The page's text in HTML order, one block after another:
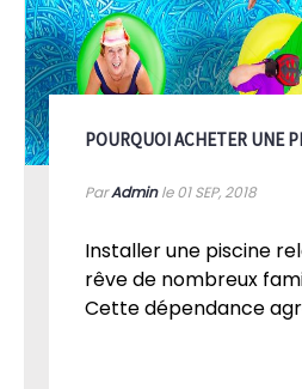
POURQUOI ACHETER UNE
ParAdminle 01SEP, 2018
Installer une piscine
rêve de nombreux
Cette dépendance